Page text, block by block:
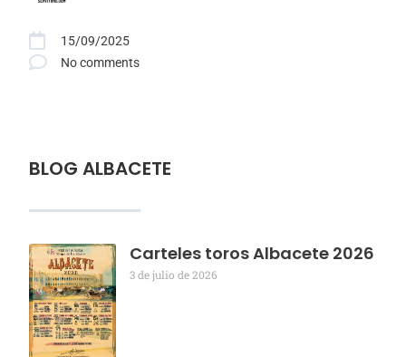
15/09/2025
No comments
BLOG ALBACETE
Carteles toros Albacete 2026
3 de julio de 2026